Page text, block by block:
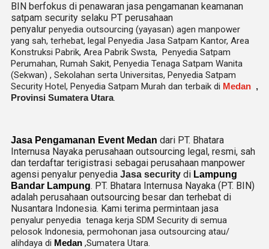
BIN berfokus di penawaran jasa pengamanan keamanan
satpam security selaku PT perusahaan
penyalur penyedia outsourcing (yayasan) agen manpower
yang sah, terhebat, legal Penyedia Jasa Satpam Kantor, Area
Konstruksi Pabrik, Area Pabrik Swsta, Penyedia Satpam
Perumahan, Rumah Sakit, Penyedia Tenaga Satpam Wanita
(Sekwan) , Sekolahan serta Universitas, Penyedia Satpam
Security Hotel, Penyedia Satpam Murah dan terbaik di Medan ,
Provinsi Sumatera Utara.
Jasa Pengamanan Event Medan dari PT. Bhatara
Internusa Nayaka perusahaan outsourcing legal, resmi, sah
dan terdaftar terigistrasi sebagai perusahaan manpower
agensi penyalur penyedia Jasa security di Lampung
Bandar Lampung. PT. Bhatara Internusa Nayaka (PT. BIN)
adalah perusahaan outsourcing besar dan terhebat di
Nusantara Indonesia. Kami terima permintaan jasa
penyalur penyedia tenaga kerja SDM Security di semua
pelosok Indonesia, permohonan jasa outsourcing atau/
alihdaya di Medan ,Sumatera Utara.